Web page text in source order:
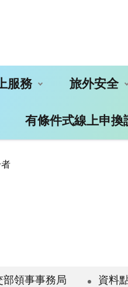
服務 旅外安全
有條件式線上申換
部領事事務局 資料